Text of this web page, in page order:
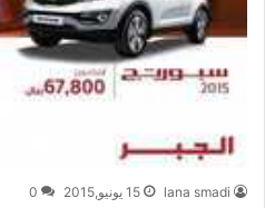
lana smadi 15 يونيو,2015 0